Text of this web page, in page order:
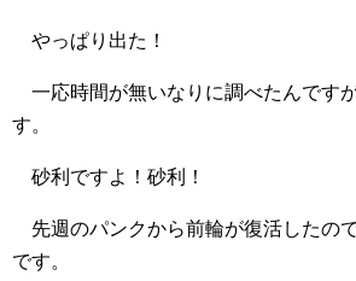
やっぱり出た！
一応時間が無いなりに調べたんです
す。
砂利ですよ！砂利！
先週のパンクから前輪が復活したの
です。